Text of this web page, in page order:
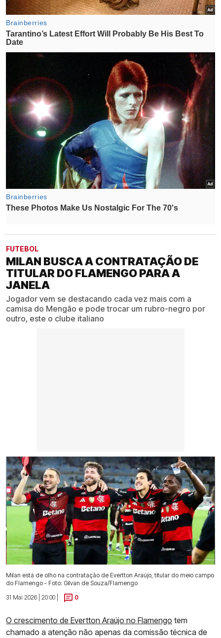
FUTEBOL
MILAN BUSCA A CONTRATAÇÃO DE
TITULAR DO FLAMENGO PARA A
JANELA
Jogador vem se destacando cada vez mais com a
camisa do Mengão e pode trocar um rubro-negro por
outro, este o clube italiano
Milan está de olho na contratação de Evertton Araújo, titular do meio campo
do Flamengo - Foto: Gilvan de Souza/Flamengo
31 Mai 2026 | 20:00 |
0
O crescimento de Evertton Araújo no Flamengo tem
chamado a atenção não apenas da comissão técnica de